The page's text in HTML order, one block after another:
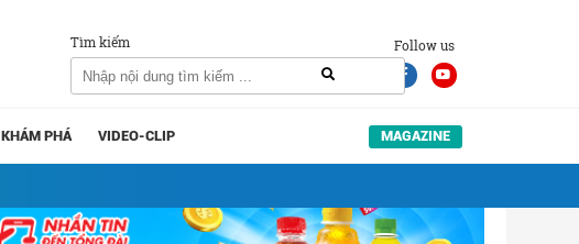
Follow us
Tìm kiếm
KHÁM PHÁ VIDEO-CLIP MAGAZINE